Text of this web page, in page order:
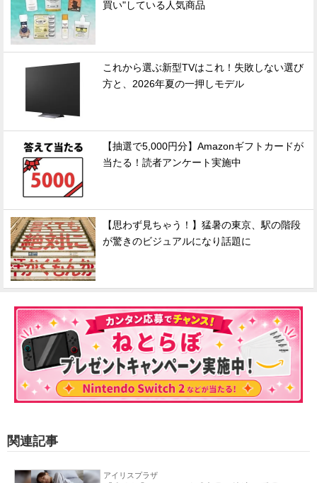
買い"している人気商品
これから選ぶ新型TVはこれ！失敗しない選び
方と、2026年夏の一押しモデル
【抽選で5,000円分】Amazonギフトカードが
当たる！読者アンケート実施中
【思わず見ちゃう！】猛暑の東京、駅の階段
が驚きのビジュアルになり話題に
関連記事
アイリスプラザ